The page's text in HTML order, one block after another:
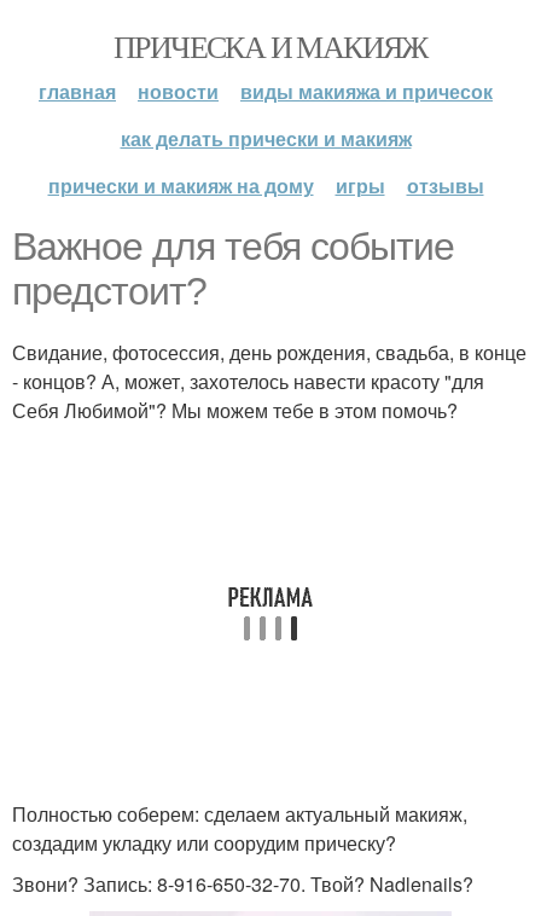
ПРИЧЕСКА И МАКИЯЖ
главная новости
виды макияжа и причесок
как делать прически и макияж
прически и макияж на дому
игры отзывы
Важное для тебя событие
предстоит?
Свидание, фотосессия, день рождения, свадьба, в конце
- концов? А, может, захотелось навести красоту "для
Себя Любимой"? Мы можем тебе в этом помочь?
Полностью соберем: сделаем актуальный макияж,
создадим укладку или соорудим прическу?
Звони? Запись: 8-916-650-32-70. Твой? Nadlenails?